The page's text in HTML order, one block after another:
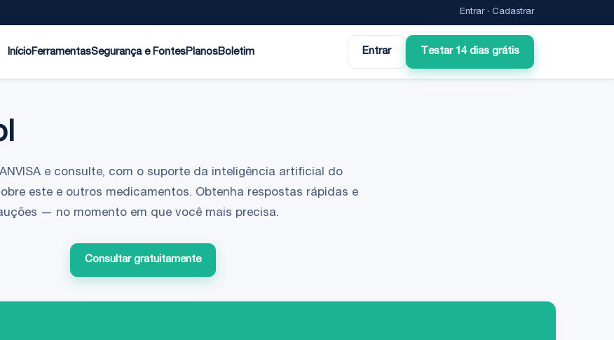
Entrar· Cadastrar
InícioFerramentasSegurança e FontesPlanosBoletim Entrar Testar 14 dias grátis
e consulte, com o suporte da inteligência artificial do
este e outros medicamentos. Obtenha respostas rápidas e
— no momento em que você mais precisa.
Consultar gratuitamente